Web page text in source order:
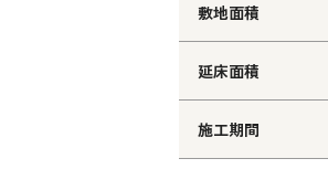
敷地面積
延床面積
施工期間